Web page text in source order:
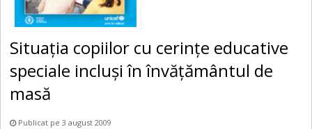
Situaţia copiilor cu cerinţe educative
speciale incluşi în învăţământul de
masă
Publicat pe 3 august 2009